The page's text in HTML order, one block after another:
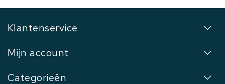
Klantenservice
Mijn account
Categorieën